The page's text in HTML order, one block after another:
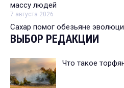
массу людей
7 августа 2026
Сахар помог обезьяне
ВЫБОР РЕДАКЦИИ
Что такое